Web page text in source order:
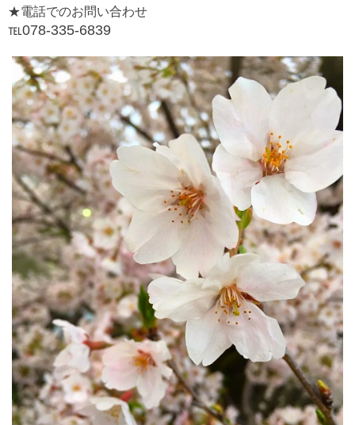
★電話でのお問い合わせ
℡078-335-6839